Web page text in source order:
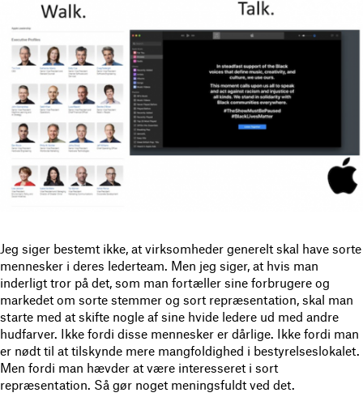
Jeg siger bestemt ikke, at virksomheder generelt skal have sorte
mennesker i deres lederteam. Men jeg siger, at hvis man
inderligt tror på det, som man fortæller sine forbrugere og
markedet om sorte stemmer og sort repræsentation, skal man
starte med at skifte nogle af sine hvide ledere ud med andre
hudfarver. Ikke fordi disse mennesker er dårlige. Ikke fordi man
er nødt til at tilskynde mere mangfoldighed i bestyrelseslokalet.
Men fordi man hævder at være interesseret i sort
repræsentation. Så gør noget meningsfuldt ved det.